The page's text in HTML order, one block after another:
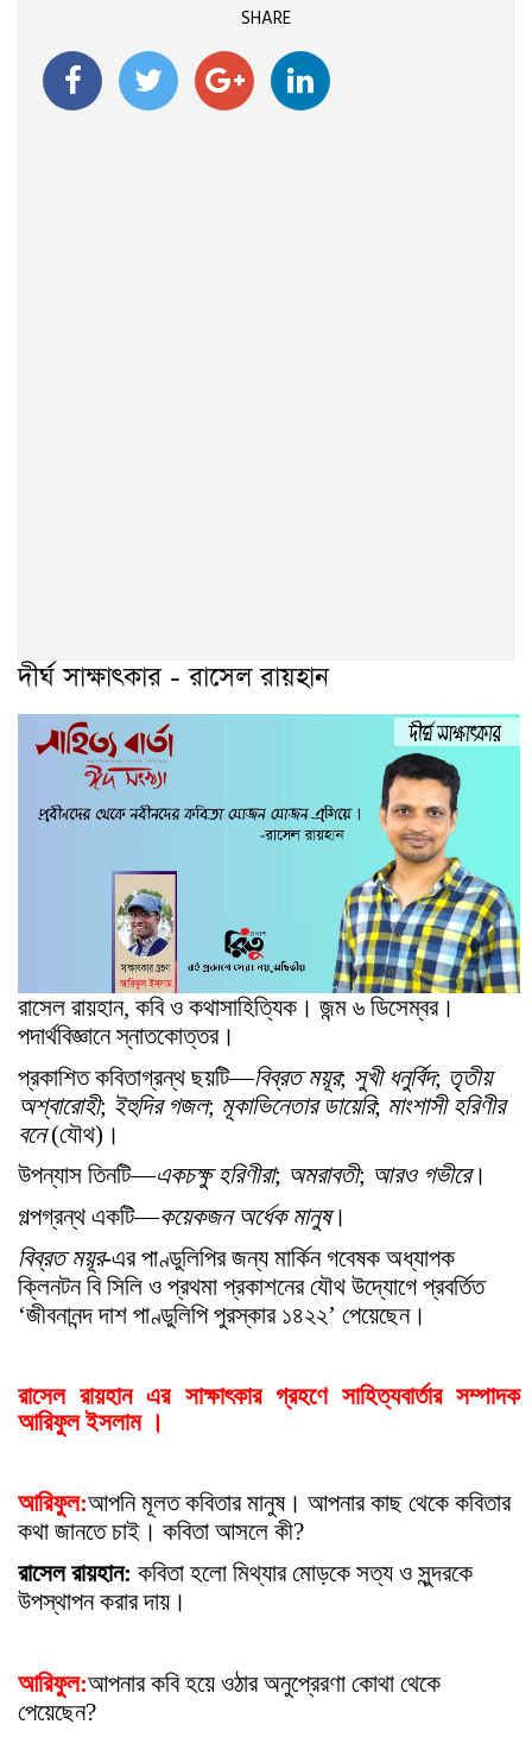
SHARE
দীর্ঘ সাক্ষাৎকার - রাসেল রায়হান
রাসেল রায়হান, কবি ও কথাসাহিত্যিক। জন্ম ৬ ডিসেম্বর।
পদার্থবিজ্ঞানে স্নাতকোত্তর।
প্রকাশিত কবিতাগ্রন্থ ছয়টি—বিব্রত ময়ূর; সুখী ধনুর্বিদ; তৃতীয়
অশ্বারোহী; ইহুদির গজল; মূকাভিনেতার ডায়েরি; মাংশাসী হরিণীর
বনে(যৌথ)।
উপন্যাস তিনটি—একচক্ষু হরিণীরা; অমরাবতী; আরও গভীরে।
গল্পগ্রন্থ একটি—কয়েকজন অর্ধেক মানুষ।
বিব্রত ময়ূর-এর পাণ্ডুলিপির জন্য মার্কিন গবেষক অধ্যাপক
ক্লিনটন বি সিলি ও প্রথমা প্রকাশনের যৌথ উদ্যোগে প্রবর্তিত
‘জীবনানন্দ দাশ পাণ্ডুলিপি পুরস্কার ১৪২২’ পেয়েছেন।
রাসেল রায়হান এর সাক্ষাৎকার গ্রহণে সাহিত্যবার্তার সম্পাদক
আরিফুল ইসলাম ।
আরিফুল:আপনি মূলত কবিতার মানুষ। আপনার কাছ থেকে কবিতার
কথা জানতে চাই। কবিতা আসলে কী?
রাসেল রায়হান: কবিতা হলো মিথ্যার মোড়কে সত্য ও সুন্দরকে
উপস্থাপন করার দায়।
আরিফুল:আপনার কবি হয়ে ওঠার অনুপ্রেরণা কোথা থেকে
পেয়েছেন?